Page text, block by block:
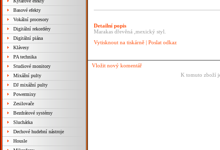
Basové efekty
Vokální procesory
Digitální rekordéry
Digitální piána
Klávesy
PA technika
Studiové monitory
Mixážní pulty
DJ mixážní pulty
Powermixy
Zesilovače
Bezdrátové systémy
Sluchátka
Dechové hudební nástroje
Housle
Detailní popis
Marakas dřevěná ,mexický styl.
Vytisknout na tiskárně | Poslat odkaz
Vložit nový komentář
K tomuto zboží